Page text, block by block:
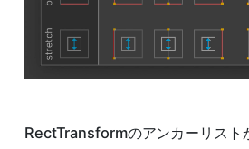
RectTransformのアンカーリスト